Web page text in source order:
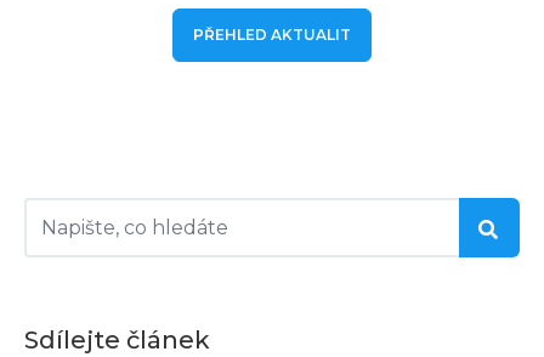
Sdílejte článek
PŘEHLED AKTUALIT